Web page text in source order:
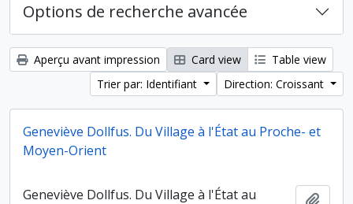
Options de recherche avancée
Aperçu avant impression Card view
Table view
Trier par: Identifiant
Direction: Croissant
Geneviève Dollfus. Du Village à l'État au Proche- et
Moyen-Orient
Geneviève Dollfus. Du Village à l'État au